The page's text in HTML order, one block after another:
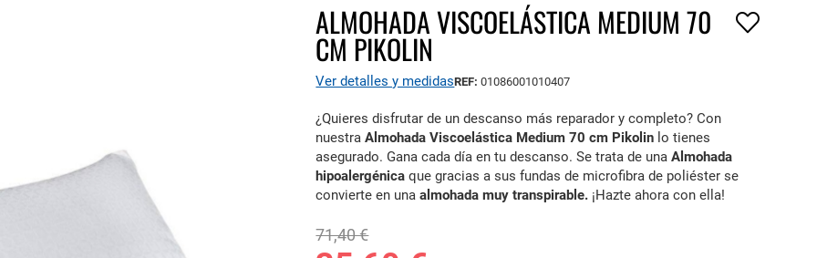
ALMOHADA VISCOELÁSTICA MEDIUM 70
CM PIKOLIN
Ver detalles y medidasREF: 01086001010407
¿Quieres disfrutar de un descanso más reparador y completo? Con
nuestra Almohada Viscoelástica Medium 70 cm Pikolin lo tienes
asegurado. Gana cada día en tu descanso. Se trata de unaAlmohada
hipoalergénica que gracias a sus fundas de microfibra de poliéster se
convierte en unaalmohada muy transpirable. ¡Hazte ahora con ella!
71,40 €